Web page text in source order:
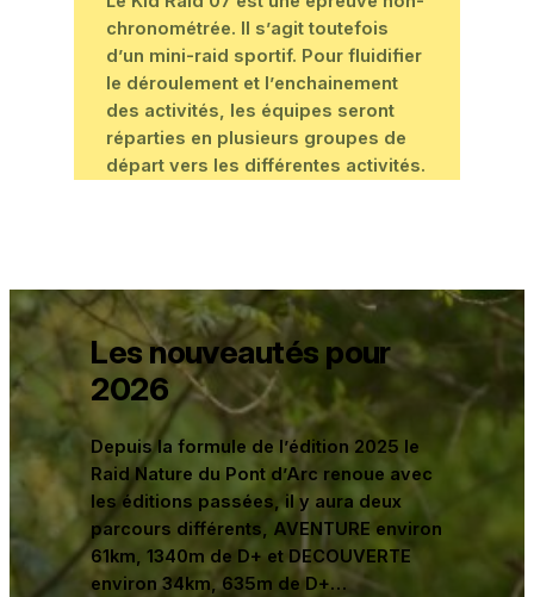
chronométrée. Il s’agit toutefois
d’un mini-raid sportif. Pour fluidifier
le déroulement et l’enchainement
des activités, les équipes seront
réparties en plusieurs groupes de
départ vers les différentes activités.
Les nouveautés pour
2026
Depuis la formule de l’édition 2025 le
Raid Nature du Pont d’Arc renoue avec
les éditions passées, il y aura deux
parcours différents, AVENTURE environ
61km, 1340m de D+ et DECOUVERTE
environ 34km, 635m de D+…